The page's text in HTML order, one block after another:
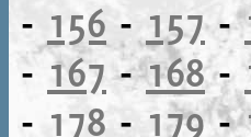
- 156 - 157-
- 167-168-
- 178 - 179-